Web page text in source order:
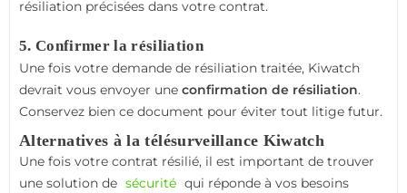
résiliation précisées dans votre contrat.
5. Confirmer la résiliation
Une fois votre demande de résiliation traitée, Kiwatch
devrait vous envoyer une confirmation de résiliation.
Conservez bien ce document pour éviter tout litige futur.
Alternatives à la télésurveillance Kiwatch
Une fois votre contrat résilié, il est important de trouver
une solution de sécurité qui réponde à vos besoins